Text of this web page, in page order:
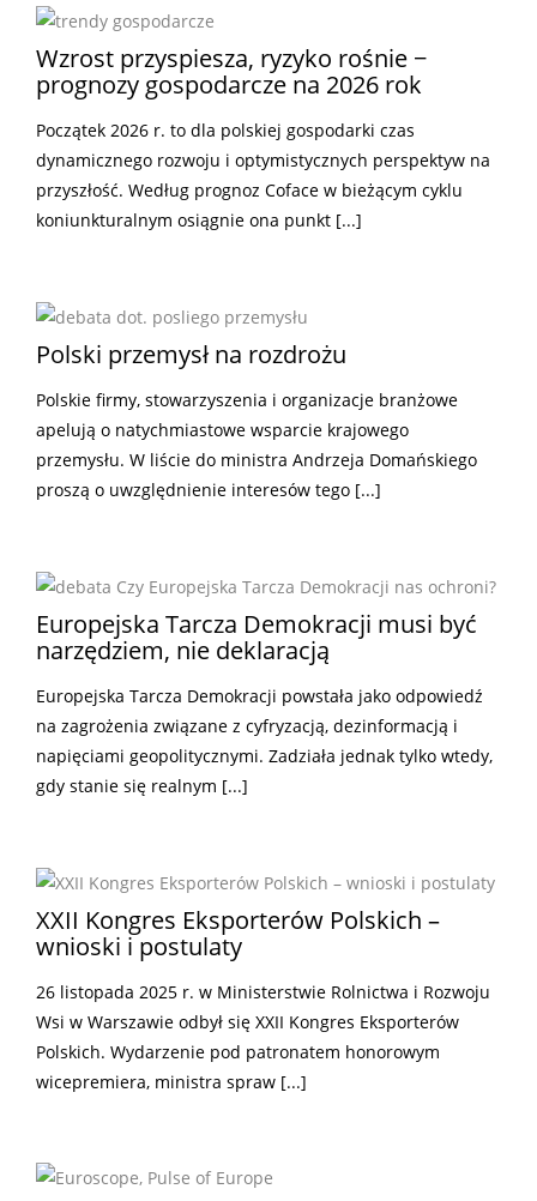
Wzrost przyspiesza, ryzyko rośnie −
prognozy gospodarcze na 2026 rok
Początek 2026 r. to dla polskiej gospodarki czas
dynamicznego rozwoju i optymistycznych perspektyw na
przyszłość. Według prognoz Coface w bieżącym cyklu
koniunkturalnym osiągnie ona punkt [...]
Polski przemysł na rozdrożu
Polskie firmy, stowarzyszenia i organizacje branżowe
apelują o natychmiastowe wsparcie krajowego
przemysłu. W liście do ministra Andrzeja Domańskiego
proszą o uwzględnienie interesów tego [...]
Europejska Tarcza Demokracji musi być
narzędziem, nie deklaracją
Europejska Tarcza Demokracji powstała jako odpowiedź
na zagrożenia związane z cyfryzacją, dezinformacją i
napięciami geopolitycznymi. Zadziała jednak tylko wtedy,
gdy stanie się realnym [...]
XXII Kongres Eksporterów Polskich –
wnioski i postulaty
26 listopada 2025 r. w Ministerstwie Rolnictwa i Rozwoju
Wsi w Warszawie odbył się XXII Kongres Eksporterów
Polskich. Wydarzenie pod patronatem honorowym
wicepremiera, ministra spraw [...]